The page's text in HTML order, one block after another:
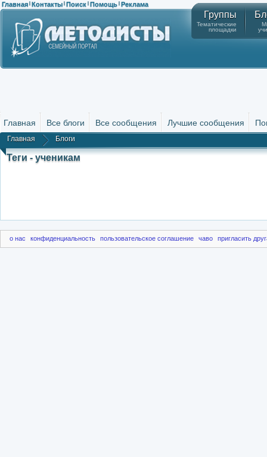
Главная | Контакты | Поиск | Помощь | Реклама
Группы
Тематические
площадки
Главная Все блоги Все сообщения Лучшие сообщения
Главная Блоги
Теги - ученикам
о нас конфиденциальность пользовательское соглашение чаво пригласить